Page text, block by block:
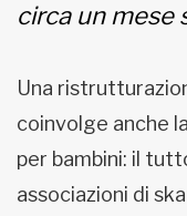
circa un mese
Una
coinvolge anche
per bambini: il
associazioni di